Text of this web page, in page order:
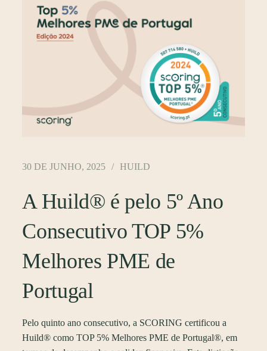
30 DE JUNHO, 2025 HUILD
A Huild® é pelo 5º Ano
Consecutivo TOP 5%
Melhores PME de
Portugal
Pelo quinto ano consecutivo, a SCORING certificou a
Huild® como TOP 5% Melhores PME de Portugal®, em